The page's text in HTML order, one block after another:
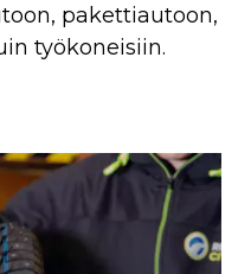
pakettiautoon,
työkoneisiin.